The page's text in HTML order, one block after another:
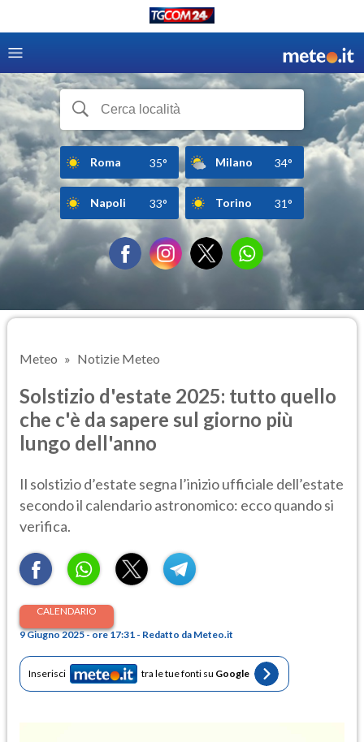
Roma 35° Milano 34°
Napoli 33° Torino 31°
Meteo Notizie Meteo
Solstizio d'estate 2025: tutto quello
che c'è da sapere sul giorno più
lungo dell'anno
Il solstizio d’estate segna l’inizio ufficiale dell’estate
secondo il calendario astronomico: ecco quando si
verifica.
CALENDARIO
9 Giugno 2025 - ore 17:31 - Redatto da Meteo.it
Inserisci tra le tue fonti su Google